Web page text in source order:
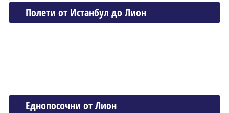
Полети от Истанбул до Лион
Еднопосочни от Лион